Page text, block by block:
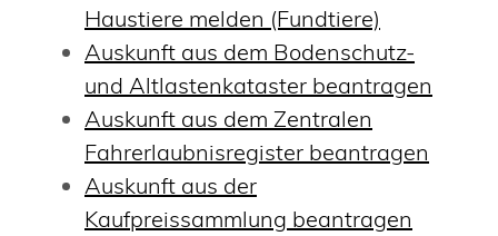
Haustiere melden (Fundtiere)
Auskunft aus dem Bodenschutz-
und Altlastenkataster beantragen
Auskunft aus dem Zentralen
Fahrerlaubnisregister beantragen
Auskunft aus der
Kaufpreissammlung beantragen